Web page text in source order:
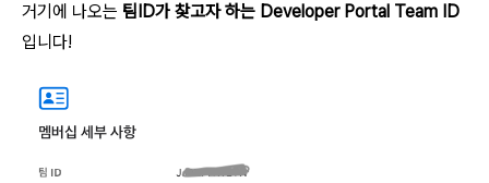
거기에 나오는 팀ID가 찾고자 하는 Developer Portal Team ID
입니다!